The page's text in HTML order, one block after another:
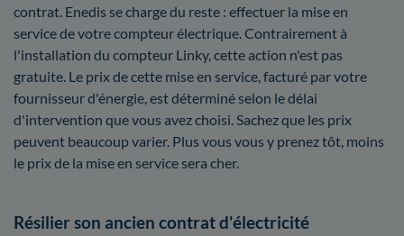
contrat. Enedis se charge du reste : effectuer la mise en
service de votre compteur électrique. Contrairement à
l'installation du compteur Linky, cette action n'est pas
gratuite. Le prix de cette mise en service, facturé par votre
fournisseur d'énergie, est déterminé selon le délai
d'intervention que vous avez choisi. Sachez que les prix
peuvent beaucoup varier. Plus vous vous y prenez tôt, moins
le prix de la mise en service sera cher.
Résilier son ancien contrat d'électricité